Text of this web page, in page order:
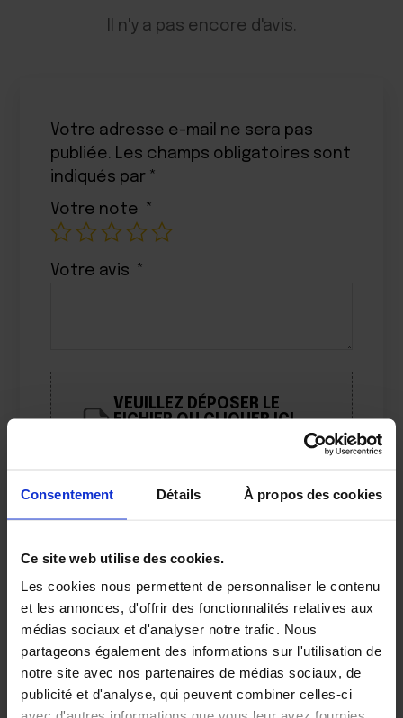
Consentement Détails À propos des cookies
Ce site web utilise des cookies.
Les cookies nous permettent de personnaliser le contenu
et les annonces, d'offrir des fonctionnalités relatives aux
médias sociaux et d'analyser notre trafic. Nous
partageons également des informations sur l'utilisation de
notre site avec nos partenaires de médias sociaux, de
publicité et d'analyse, qui peuvent combiner celles-ci
Il n'y a pas encore d'avis.
Votre adresse e-mail ne sera pas
publiée. Les champs obligatoires sont
indiqués par *
Votre note
*
Votre avis *
VEUILLEZ DÉPOSER LE
FICHIER OU CLIQUER ICI.
Nom*
Courriel*
Veuillez enregistrer mon nom, mon
adresse e-mail et mon site web dans
le navigateur pour mon prochain